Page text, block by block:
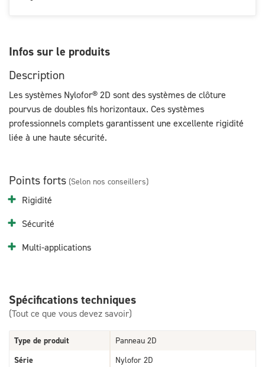
Infos sur le produits
Description
Les systèmes Nylofor® 2D sont des systèmes de clôture
pourvus de doubles fils horizontaux. Ces systèmes
professionnels complets garantissent une excellente rigidité
liée à une haute sécurité.
Points forts (Selon nos conseillers)
Rigidité
Sécurité
Multi-applications
Spécifications techniques
(Tout ce que vous devez savoir)
Type de produit
Panneau 2D
Série
Nylofor 2D